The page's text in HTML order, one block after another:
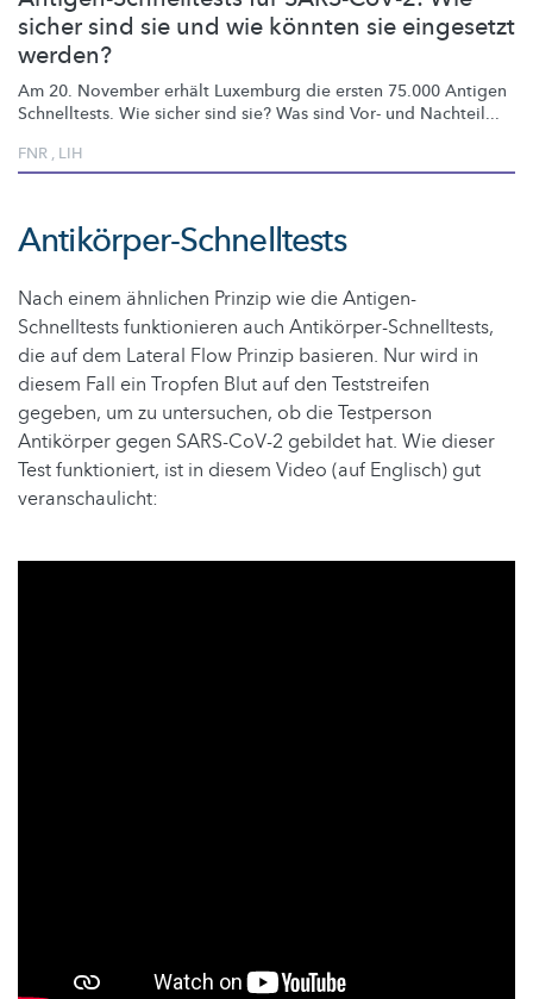
sicher sind sie und wie könnten sie eingesetzt
werden?
Am 20. November erhält Luxemburg die ersten 75.000 Antigen
Schnelltests. Wie sicher sind sie? Was sind Vor- und Nachteil...
FNR , LIH
Antikörper-Schnelltests
Nach einem ähnlichen Prinzip wie die Antigen-
Schnelltests funktionieren auch Antikörper-Schnelltests,
die auf dem Lateral Flow Prinzip basieren. Nur wird in
diesem Fall ein Tropfen Blut auf den Teststreifen
gegeben, um zu untersuchen, ob die Testperson
Antikörper gegen SARS-CoV-2 gebildet hat. Wie dieser
Test funktioniert, ist in diesem Video (auf Englisch) gut
veranschaulicht: